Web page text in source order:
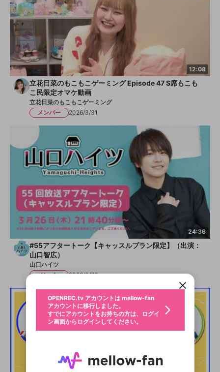
12:08
立花日菜のもこもこゲーミング Episode 47 S席もこも
こ民限定オマケ動画
立花日菜のもこもこゲーミング
メンバー
2026/3/31
24:36
#55アフタートーク【キャッスルプラン限定】（出演：
山口智広）
山口ハイツ
メンバー
2026/3/26
ポイントが不足しています
ご確認ください
した。 サービスを利用するには変更後の内容を
OPENREC.tv アカウントは mellow-fan
アカウントに移行しました。
すでにアカウントをお持ちの方は、ログイ
新規登録
メールアドレスで新規登録
または
新規登録
@
OPENREC.tvアカウントはmellow-fanア
カウントに統合しました。
こちらからOPENREC.tvでログイン中のア
ログイン
メールアドレスでログイン
または
ログイン
OPENREC.tv アカウントは mellow-fan
アカウントに移行しました。
すでにアカウントをお持ちの方は、ログイ
ン画面からログインしてください。
登録したメールアドレスを入力し、送信してくださ
入力していただいたメールアドレ
スに、パスワード再設定用URLを
パーソナルデータの登録
年
生年月は登録後に変更できません。
認証コードの入力
セッションの有効期限が切れたた
不適切なユーザーとして報告しま
すか？
問題を選択してください
わいせつな表現
サブスクシェア
詳しくはこちら
限定コミュニティ参加方法
Discordアカウントをお持ちでない方